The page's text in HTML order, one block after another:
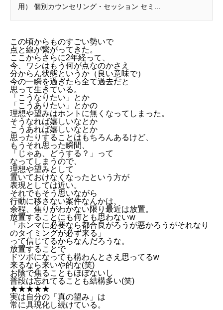
用） 個別カウンセリング・セッション セミ...
この頃からものすごい勢いで
点と線が繋がってきた。
ここからさらに2年経って、
今、ワシはもう何が点なのかさえ
分からん状態というか（良い意味で）
今の一瞬を過ぎたら全て過去だと
思って生きている。
「こうなりたい」とか
「こうありたい」とかの
理想や望みはホントに無くなってしまった。
そうなれば嬉しいなとか
こうあれば嬉しいなとか
思ったりすることはもちろんあるけど、
もうそれ思った瞬間、
「じゃあ、どうする？」って
なってしまうので、
理想や望みとして
置いておけなくなったという方が
表現としては近い。
それでもそう思いながら
行動に移さない案件なんかは、
余程、焦りがわかない限り最近は放置。
放置することにも何とも思わないw
「ホンマに必要なら都合良がろうが悪かろうがそれなり
のタイミングが必ず来る」
って信じてるからなんだろうな。
放置することで
ドツボになっても構わんとさえ思ってるw
来るなら来いや的な(笑)
お陰で焦ることもほぼないし
普段は忘れてることも結構多い(笑)
★★★★★
実は自分の「真の望み」は
常に具現化し続けている。